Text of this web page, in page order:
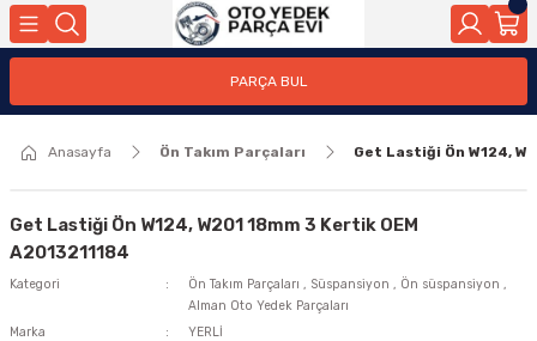
Geri Dön
Geri Dön
Geri Dön
Yakıt Pompası, Yakıt Hatları
Motor Elektrik
Ateşleme Buji Bobin Buji Kablosu
Geri Dön
Geri Dön
Geri Dön
Kollar
Geri Dön
Geri Dön
Ön Arka
Geri Dön
PARÇA BUL
Anasayfa Ön Takım Parçaları Get Lastiği Ön W124,
Get Lastiği Ön W124, W201 18mm 3 Kertik OEM
A2013211184
Kategori Ön Takım Parçaları , Süspansiyon , Ön süspansiyon ,
Alman Oto Yedek Parçaları
Marka
YERLİ